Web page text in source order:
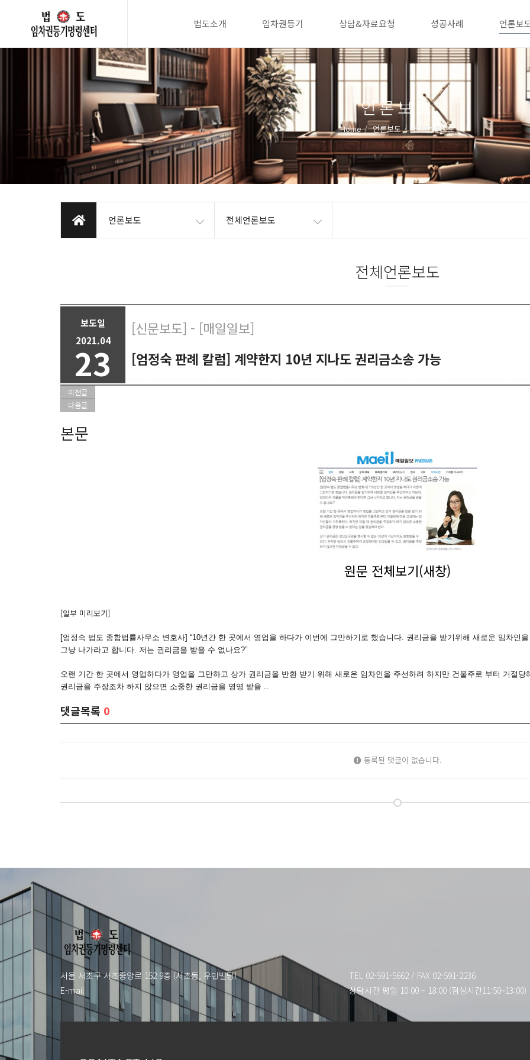
법도소개 임차권등기 상담&자료요청 성공사례 언론보
언론보도
Home 언론보도 전체언론보도
언론보도 전체언론보도
전체언론보도
보도일
2021.04
23
[신문보도] - [매일일보]
[엄정숙 판례 칼럼] 계약한지 10년 지나도 권리금소송 가능
이전글
다음글
본문
원문 전체보기(새창)
[일부 미리보기]
[엄정숙 법도 종합법률사무소 변호사] “10년간 한 곳에서 영업을 하다가 이번에 그만하기로 했습니다. 권리금을 받기위해 새로운 임차인
그냥 나가라고 합니다. 저는 권리금을 받을 수 없나요?”
오랜 기간 한 곳에서 영업하다가 영업을 그만하고 상가 권리금을 반환 받기 위해 새로운 임차인을 주선하려 하지만 건물주로 부터 거절
권리금을 주장조차 하지 않으면 소중한 권리금을 영영 받을 ..
댓글목록 0
등록된 댓글이 없습니다.
서울 서초구 서초중앙로 152 9층 (서초동, 우민빌딩)
E-mail
TEL 02-591-5662 / FAX 02-591-2236
상담시간 평일 10:00 ~ 18:00 (점심시간11:50~13:00)